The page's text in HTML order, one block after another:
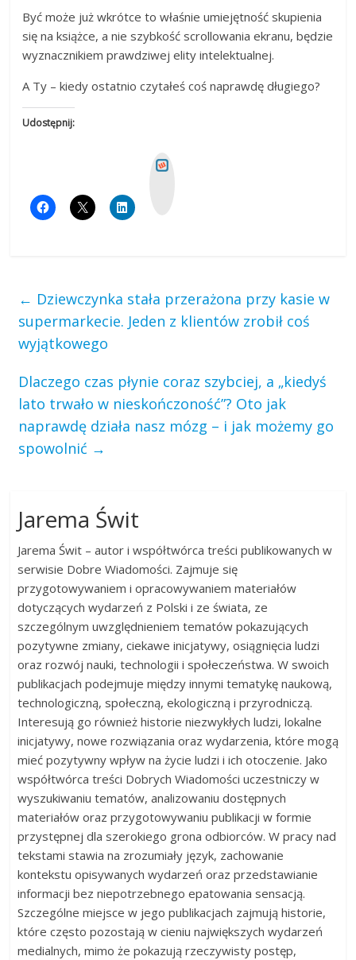
Być może już wkrótce to właśnie umiejętność skupienia
się na książce, a nie szybkość scrollowania ekranu, będzie
wyznacznikiem prawdziwej elity intelektualnej.
A Ty – kiedy ostatnio czytałeś coś naprawdę długiego?
Udostępnij:
← Dziewczynka stała przerażona przy kasie w
supermarkecie. Jeden z klientów zrobił coś
wyjątkowego
Dlaczego czas płynie coraz szybciej, a „kiedyś
lato trwało w nieskończoność”? Oto jak
naprawdę działa nasz mózg – i jak możemy go
spowolnić →
Jarema Świt
Jarema Świt – autor i współtwórca treści publikowanych w
serwisie Dobre Wiadomości. Zajmuje się
przygotowywaniem i opracowywaniem materiałów
dotyczących wydarzeń z Polski i ze świata, ze
szczególnym uwzględnieniem tematów pokazujących
pozytywne zmiany, ciekawe inicjatywy, osiągnięcia ludzi
oraz rozwój nauki, technologii i społeczeństwa. W swoich
publikacjach podejmuje między innymi tematykę naukową,
technologiczną, społeczną, ekologiczną i przyrodniczą.
Interesują go również historie niezwykłych ludzi, lokalne
inicjatywy, nowe rozwiązania oraz wydarzenia, które mogą
mieć pozytywny wpływ na życie ludzi i ich otoczenie. Jako
współtwórca treści Dobrych Wiadomości uczestniczy w
wyszukiwaniu tematów, analizowaniu dostępnych
materiałów oraz przygotowywaniu publikacji w formie
przystępnej dla szerokiego grona odbiorców. W pracy nad
tekstami stawia na zrozumiały język, zachowanie
kontekstu opisywanych wydarzeń oraz przedstawianie
informacji bez niepotrzebnego epatowania sensacją.
Szczególne miejsce w jego publikacjach zajmują historie,
które często pozostają w cieniu największych wydarzeń
medialnych, mimo że pokazują rzeczywisty postęp,